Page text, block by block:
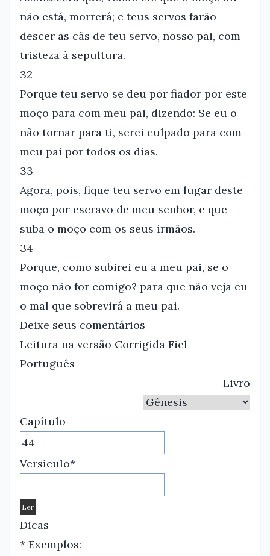
não está, morrerá; e teus servos farão
descer as cãs de teu servo, nosso pai, com
tristeza à sepultura.
32
Porque teu servo se deu por fiador por este
moço para com meu pai, dizendo: Se eu o
não tornar para ti, serei culpado para com
meu pai por todos os dias.
33
Agora, pois, fique teu servo em lugar deste
moço por escravo de meu senhor, e que
suba o moço com os seus irmãos.
34
Porque, como subirei eu a meu pai, se o
moço não for comigo? para que não veja eu
o mal que sobrevirá a meu pai.
Deixe seus comentários
Leitura na versão Corrigida Fiel -
Português
Livro
Capítulo
Versículo*
Dicas
* Exemplos: